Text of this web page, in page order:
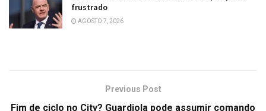
frustrado
AGOSTO 7, 2026
Previous Post
Fim de ciclo no City? Guardiola pode assumir comando